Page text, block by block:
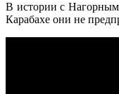
В истории с Нагорным
Карабахе они не